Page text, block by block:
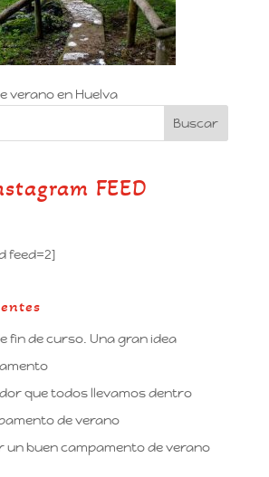
verano en Huelva
FEED
feed=2]
fin de curso. Una gran idea
que todos llevamos dentro
de verano
un buen campamento de verano